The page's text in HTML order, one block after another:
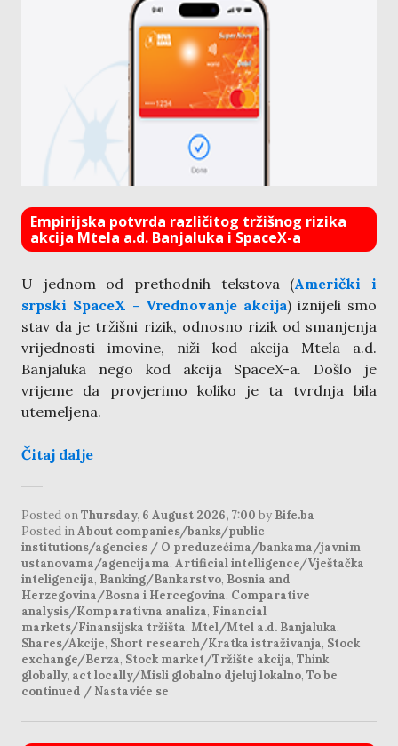
Empirijska potvrda različitog tržišnog rizika
akcija Mtela a.d. Banjaluka i SpaceX-a
U jednom od prethodnih tekstova (Američki i
srpski SpaceX – Vrednovanje akcija) iznijeli smo
stav da je tržišni rizik, odnosno rizik od smanjenja
vrijednosti imovine, niži kod akcija Mtela a.d.
Banjaluka nego kod akcija SpaceX-a. Došlo je
vrijeme da provjerimo koliko je ta tvrdnja bila
utemeljena.
Čitaj dalje
Posted onThursday, 6 August 2026, 7:00 by Bife.ba
Posted inAbout companies/banks/public
institutions/agencies / O preduzećima/bankama/javnim
ustanovama/agencijama, Artificial intelligence/Vještačka
inteligencija, Banking/Bankarstvo, Bosnia and
Herzegovina/Bosna i Hercegovina, Comparative
analysis/Komparativna analiza, Financial
markets/Finansijska tržišta, Mtel/Mtel a.d. Banjaluka,
Shares/Akcije, Short research/Kratka istraživanja, Stock
exchange/Berza, Stock market/Tržište akcija, Think
globally, act locally/Misli globalno djeluj lokalno, To be
continued / Nastaviće se